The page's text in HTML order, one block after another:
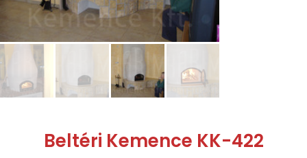
Beltéri Kemence KK-422